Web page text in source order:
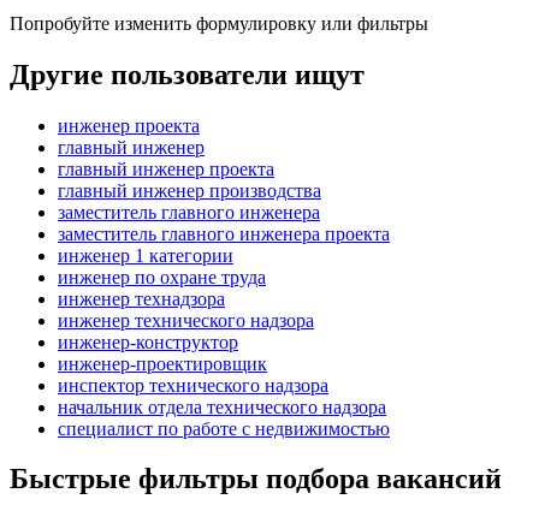
Попробуйте изменить формулировку или фильтры
Другие пользователи ищут
инженер проекта
главный инженер
главный инженер проекта
главный инженер производства
заместитель главного инженера
заместитель главного инженера проекта
инженер 1 категории
инженер по охране труда
инженер технадзора
инженер технического надзора
инженер-конструктор
инженер-проектировщик
инспектор технического надзора
начальник отдела технического надзора
специалист по работе с недвижимостью
Быстрые фильтры подбора вакансий